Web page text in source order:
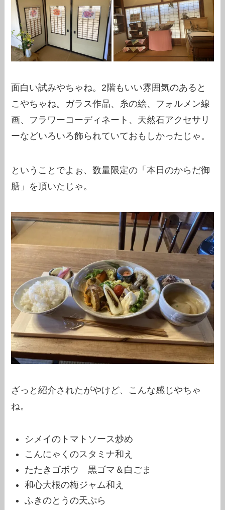
面白い試みやちゃね。2階もいい雰囲気のあると
こやちゃね。ガラス作品、糸の絵、フォルメン線
画、フラワーコーディネート、天然石アクセサリ
ーなどいろいろ飾られていておもしかったじゃ。
ということでよぉ、数量限定の「本日のからだ御
膳」を頂いたじゃ。
ざっと紹介されたがやけど、こんな感じやちゃ
ね。
シメイのトマトソース炒め
こんにゃくのスタミナ和え
たたきゴボウ 黒ゴマ＆白ごま
和心大根の梅ジャム和え
ふきのとうの天ぷら